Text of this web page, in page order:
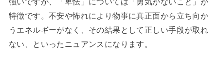
特徴です。不安や怖れにより物事に真正面から立ち向か
うエネルギーがなく、その結果として正しい手段が取れ
ない、といったニュアンスになります。